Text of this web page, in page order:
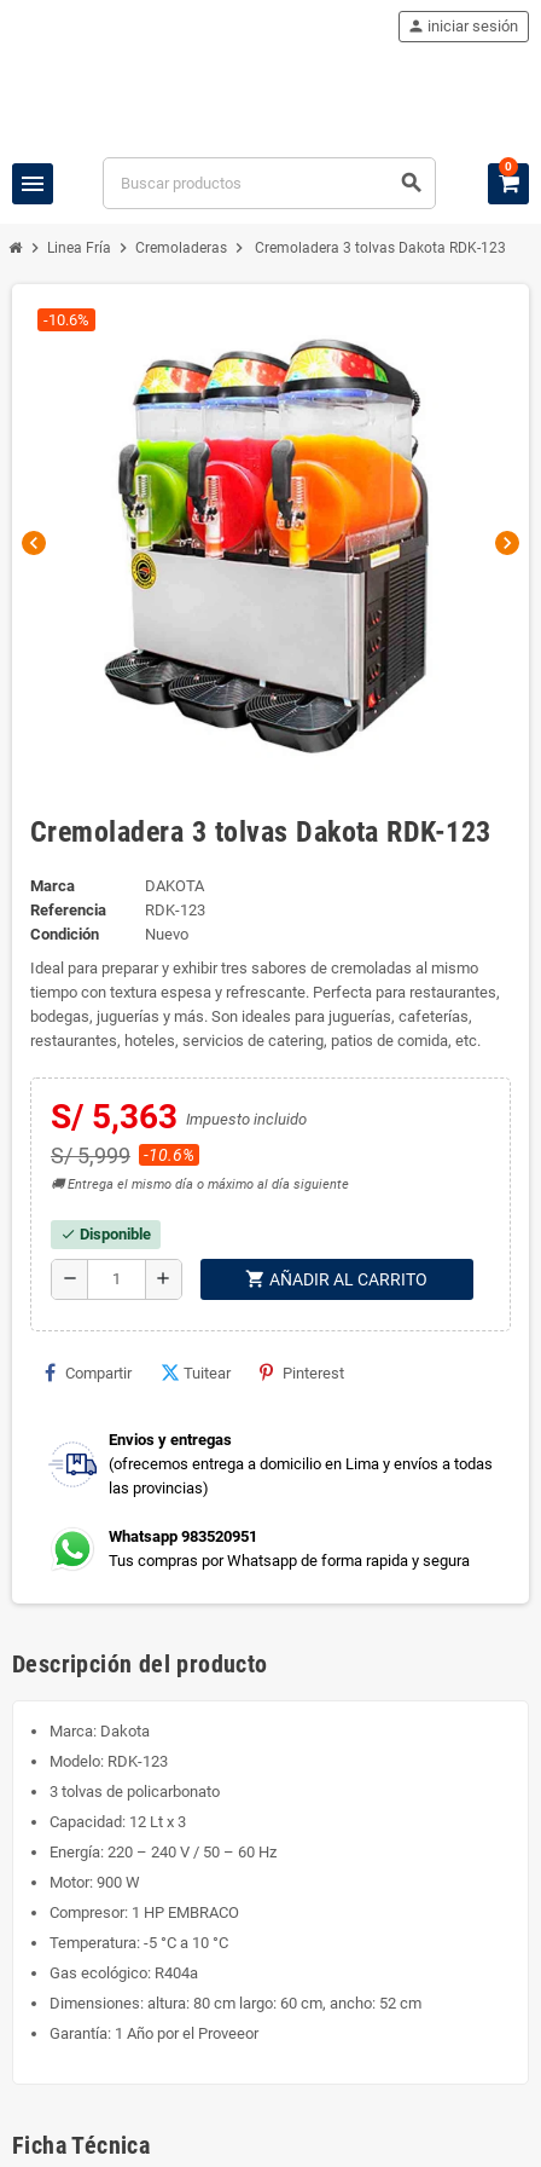
menu search
person iniciar sesión
0
chevron_right Linea Fría chevron_right Cremoladeras chevron_right Cremoladera 3 tolvas Dakota RDK-123
chevron_left chevron_right
-10.6%
Cremoladera 3 tolvas Dakota RDK-123
Marca
DAKOTA
Referencia
RDK-123
Condición
Nuevo
Ideal para preparar y exhibir tres sabores de cremoladas al mismo
tiempo con textura espesa y refrescante. Perfecta para restaurantes,
bodegas, juguerías y más. Son ideales para juguerías, cafeterías,
restaurantes, hoteles, servicios de catering, patios de comida, etc.
S/ 5,363 Impuesto incluido
S/ 5,999 -10.6%
🚚 Entrega el mismo día o máximo al día siguiente
check Disponible
remove add shopping_cart AÑADIR AL CARRITO
Compartir Tuitear Pinterest
Envios y entregas
(ofrecemos entrega a domicilio en Lima y envíos a todas
las provincias)
Whatsapp 983520951
Tus compras por Whatsapp de forma rapida y segura
Descripción del producto
Marca: Dakota
Modelo: RDK-123
3 tolvas de policarbonato
Capacidad: 12 Lt x 3
Energía: 220 – 240 V / 50 – 60 Hz
Motor: 900 W
Compresor: 1 HP EMBRACO
Temperatura: -5 °C a 10 °C
Gas ecológico: R404a
Dimensiones: altura: 80 cm largo: 60 cm, ancho: 52 cm
Garantía: 1 Año por el Proveeor
Ficha Técnica